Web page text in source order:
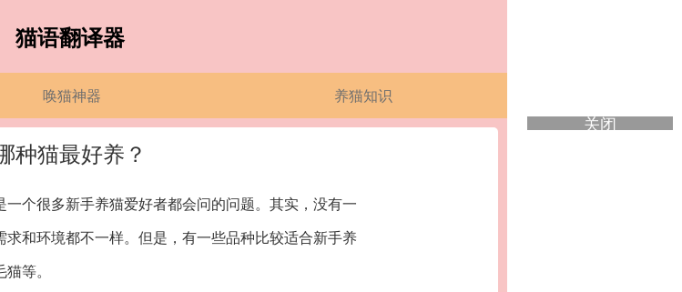
猫语翻译器
唤猫神器 养猫知识
种猫最好养？
个很多新手养猫爱好者都会问的问题。其实，没有一
和环境都不一样。但是，有一些品种比较适合新手养
等。
关闭